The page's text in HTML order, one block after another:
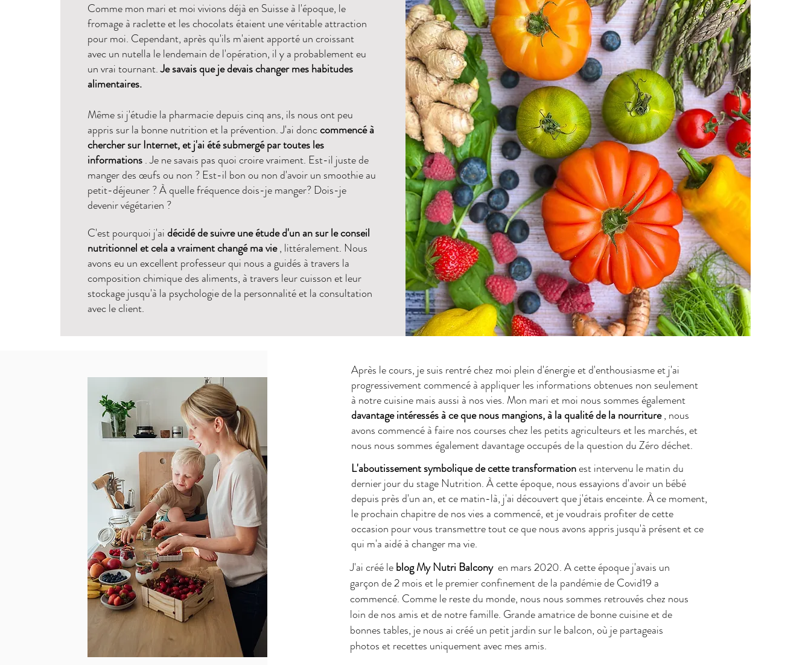
Comme mon mari et moi vivions déjà en Suisse à l'époque, le
fromage à raclette et les chocolats étaient une véritable attraction
pour moi. Cependant, après qu'ils m'aient apporté un croissant
avec un nutella le lendemain de l'opération, il y a probablement eu
un vrai tournant.Je savais que je devais changer mes habitudes
alimentaires.
Même si j'étudie la pharmacie depuis cinq ans, ils nous ont peu
appris sur la bonne nutrition et la prévention. J'ai donccommencé à
chercher sur Internet, et j'ai été submergé par toutes les
informations. Je ne savais pas quoi croire vraiment. Est-il juste de
manger des œufs ou non ? Est-il bon ou non d'avoir un smoothie au
petit-déjeuner ? À quelle fréquence dois-je manger? Dois-je
devenir végétarien ?
C'est pourquoi j'aidécidé de suivre une étude d'un an sur le conseil
nutritionnel et cela a vraiment changé ma vie, littéralement. Nous
avons eu un excellent professeur qui nous a guidés à travers la
composition chimique des aliments, à travers leur cuisson et leur
stockage jusqu'à la psychologie de la personnalité et la consultation
avec le client.
Après le cours, je suis rentré chez moi plein d'énergie et d'enthousiasme et j'ai
progressivement commencé à appliquer les informations obtenues non seulement
à notre cuisine mais aussi à nos vies. Mon mari et moi nous sommes également
davantage intéressés à ce que nous mangions, à la qualité de la nourriture, nous
avons commencé à faire nos courses chez les petits agriculteurs et les marchés, et
nous nous sommes également davantage occupés de la question du Zéro déchet.
L'aboutissement symbolique de cette transformationest intervenu le matin du
dernier jour du stage Nutrition. À cette époque, nous essayions d'avoir un bébé
depuis près d'un an, et ce matin-là, j'ai découvert que j'étais enceinte. À ce moment,
le prochain chapitre de nos vies a commencé, et je voudrais profiter de cette
occasion pour vous transmettre tout ce que nous avons appris jusqu'à présent et ce
qui m'a aidé à changer ma vie.
J'ai créé leblog My Nutri Balconyen mars 2020. A cette époque j'avais un
garçon de 2 mois et le premier confinement de la pandémie de Covid19 a
commencé. Comme le reste du monde, nous nous sommes retrouvés chez nous
loin de nos amis et de notre famille. Grande amatrice de bonne cuisine et de
bonnes tables, je nous ai créé un petit jardin sur le balcon, où je partageais
photos et recettes uniquement avec mes amis.